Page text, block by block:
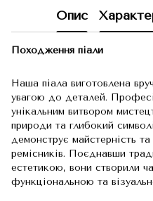
Опис
Походження піали
Наша піала виготовлена
увагою до деталей.
унікальним витвором
природи та глибокий
демонструє майстерність
ремісників. Поєднавши
естетикою, вони створили
функціональною та